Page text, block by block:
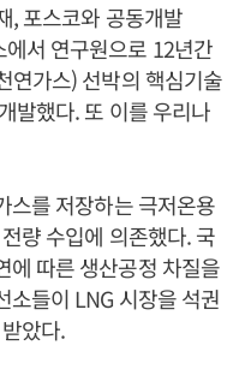
, 포스코와 공동개발
서 연구원으로 12년간
연가스) 선박의 핵심기술
발했다. 또 이를 우리나
를 저장하는 극저온용
량 수입에 의존했다. 국
에 따른 생산공정 차질을
소들이 LNG 시장을 석권
았다.